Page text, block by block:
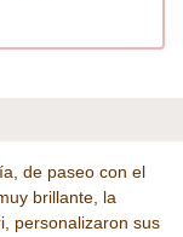
de paseo con el
brillante, la
personalizaron sus